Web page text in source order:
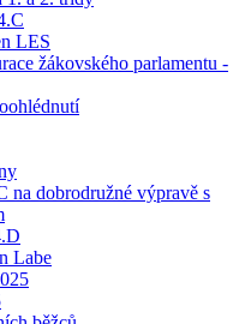
LES
žákovského parlamentu -
na dobrodružné výpravě s
Labe